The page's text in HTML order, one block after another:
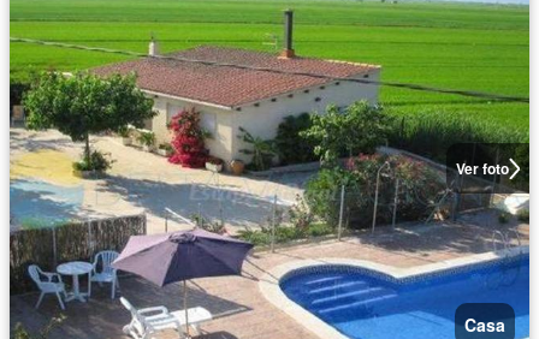
Ver foto
Casa